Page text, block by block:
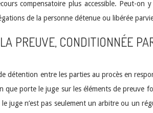
compensatoire plus accessible. Peut-
de la personne détenue ou libérée
PREUVE, CONDITIONNÉE
détention entre les parties au procès en
porte le juge sur les éléments de preuve
le juge n’est pas seulement un arbitre ou un